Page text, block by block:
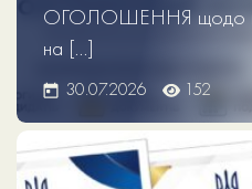
ОГОЛОШЕННЯ щодо
на […]
30.07.2026 152